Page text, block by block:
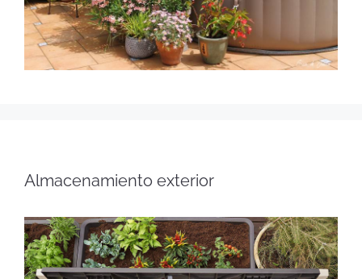
Almacenamiento exterior